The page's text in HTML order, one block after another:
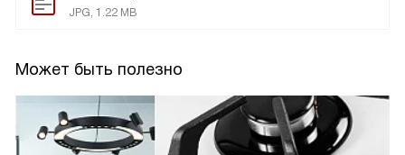
JPG, 1.22 MB
Может быть полезно